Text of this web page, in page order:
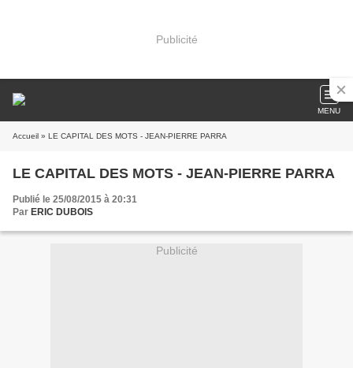
Publicité
MENU
Accueil » LE CAPITAL DES MOTS - JEAN-PIERRE PARRA
LE CAPITAL DES MOTS - JEAN-PIERRE PARRA
Publié le 25/08/2015 à 20:31
Par ERIC DUBOIS
Publicité